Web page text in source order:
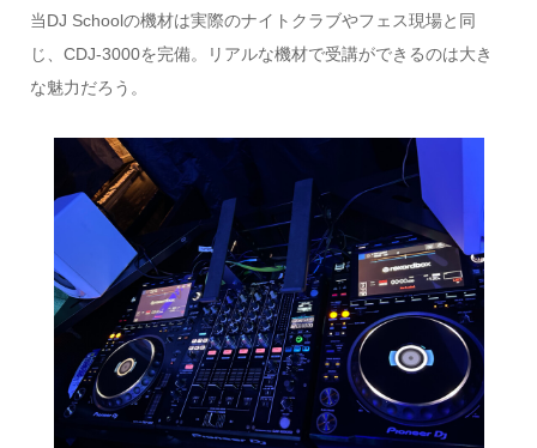
当DJ Schoolの機材は実際のナイトクラブやフェス現場と同
じ、CDJ-3000を完備。リアルな機材で受講ができるのは大き
な魅力だろう。